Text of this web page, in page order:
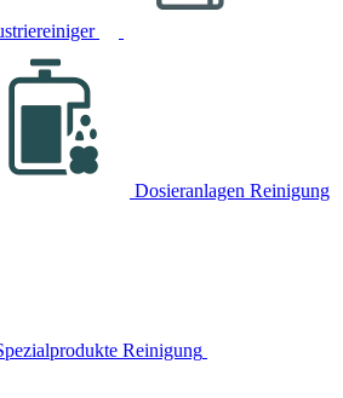
Dosieranlagen Reinigung
Reinigung